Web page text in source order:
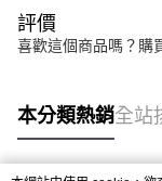
評價
喜歡這個商品嗎？購
本分類熱銷全站